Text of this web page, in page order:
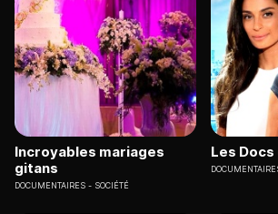
Incroyables mariages
gitans
DOCUMENTAIRES SOCIÉTÉ
Les